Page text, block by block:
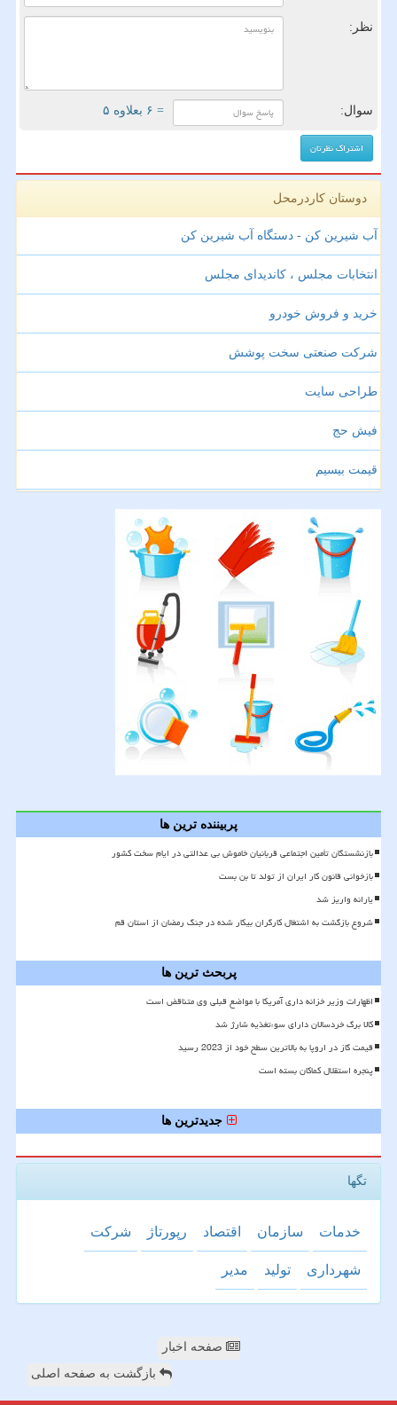
نظر:
سوال: = ۶ بعلاوه ۵
دوستان کاردرمحل
آب شیرین کن - دستگاه آب شیرین کن
انتخابات مجلس ، کاندیدای مجلس
خرید و فروش خودرو
شرکت صنعتی سخت پوشش
طراحی سایت
فیش حج
قیمت بیسیم
پربیننده ترین ها
بازنشستگان تأمین اجتماعی قربانیان خاموش بی عدالتی در ایام سخت کشور
بازخوانی قانون کار ایران از تولد تا بن بست
یارانه واریز شد
شروع بازگشت به اشتغال کارگران بیکار شده در جنگ رمضان از استان قم
پربحث ترین ها
اظهارات وزیر خزانه داری آمریکا با مواضع قبلی وی متناقض است
کالا برگ خردسالان دارای سوءتغذیه شارژ شد
قیمت گاز در اروپا به بالاترین سطح خود از 2023 رسید
پنجره استقلال کماکان بسته است
جدیدترین ها
تگها
خدمات سازمان اقتصاد رپورتاژ شركت
شهرداری تولید مدیر
صفحه اخبار
بازگشت به صفحه اصلی